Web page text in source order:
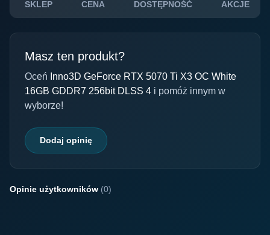
SKLEP CENA DOSTĘPNOŚĆ AKCJE
Masz ten produkt?
Oceń Inno3D GeForce RTX 5070 Ti X3 OC White
16GB GDDR7 256bit DLSS 4 i pomóż innym w
wyborze!
Dodaj opinię
Opinie użytkowników (0)